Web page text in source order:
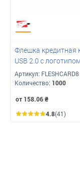
Флешка кредитная
USB 2.0 с
Артикул: FLESHCARD8
Количество: 1000
от 158.06₴
4.8(41)